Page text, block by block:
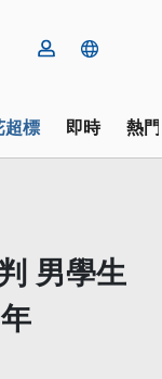
超標 即時 熱
男學生